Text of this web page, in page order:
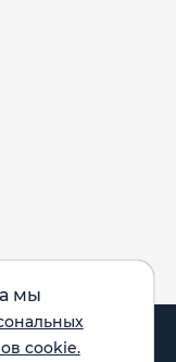
мы
cookie.
и